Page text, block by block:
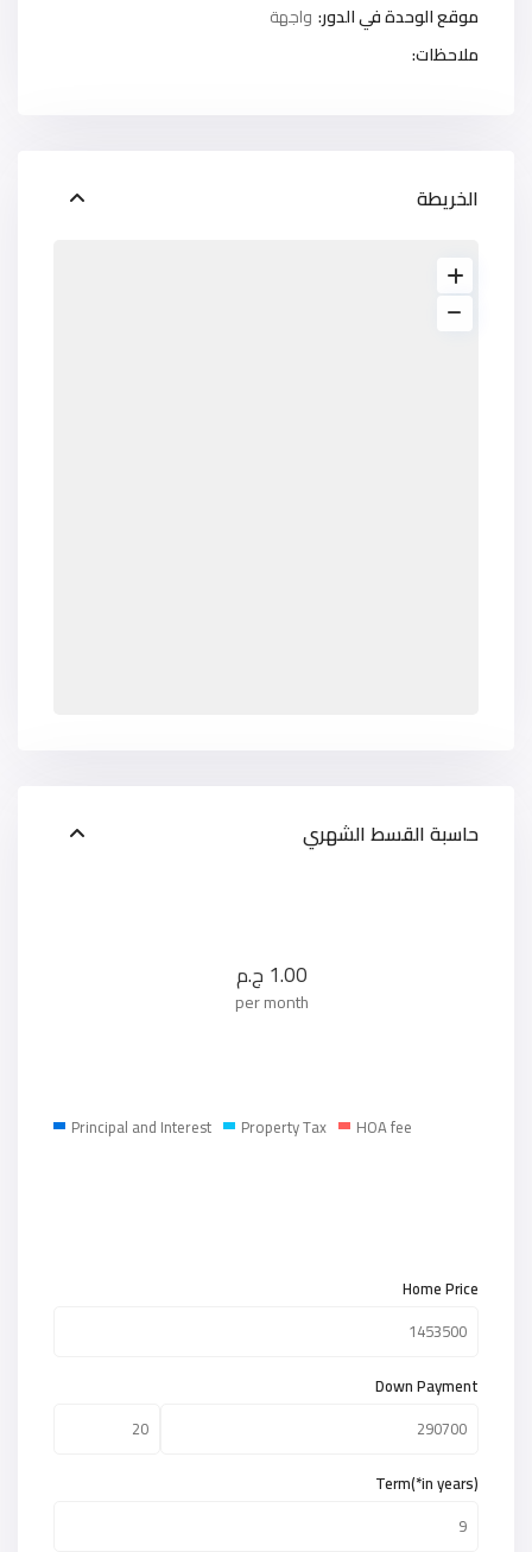
موقع الوحدة في الدور: واجهة
ملاحظات:
الخريطة
حاسبة القسط الشهري
1.00 ج.م
per month
Principal and Interest Property Tax HOA fee
Home Price
Down Payment
Term(*in years)